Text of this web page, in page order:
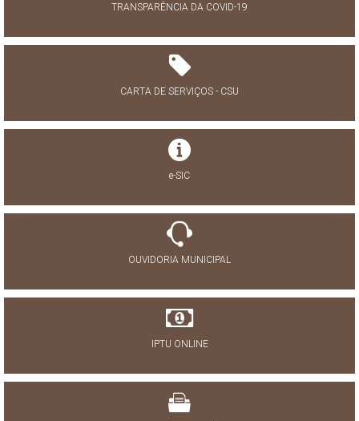
TRANSPARÊNCIA DA COVID-19
CARTA DE SERVIÇOS - CSU
e-SIC
OUVIDORIA MUNICIPAL
IPTU ONLINE